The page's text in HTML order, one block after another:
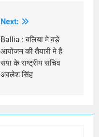
Next:
Ballia : बलिया मे बड़े
आयोजन की तैयारी मे है
सपा के राष्ट्रीय सचिव
अवलेश सिंह